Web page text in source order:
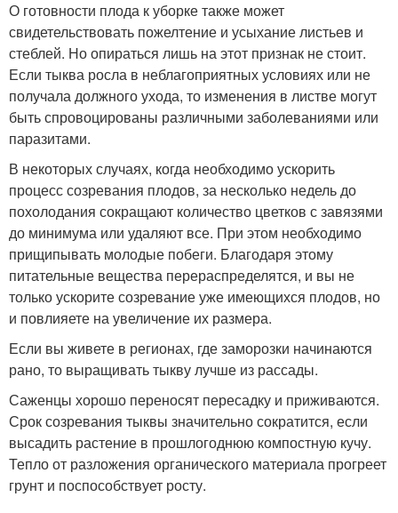
О готовности плода к уборке также может
свидетельствовать пожелтение и усыхание листьев и
стеблей. Но опираться лишь на этот признак не стоит.
Если тыква росла в неблагоприятных условиях или не
получала должного ухода, то изменения в листве могут
быть спровоцированы различными заболеваниями или
паразитами.
В некоторых случаях, когда необходимо ускорить
процесс созревания плодов, за несколько недель до
похолодания сокращают количество цветков с завязями
до минимума или удаляют все. При этом необходимо
прищипывать молодые побеги. Благодаря этому
питательные вещества перераспределятся, и вы не
только ускорите созревание уже имеющихся плодов, но
и повлияете на увеличение их размера.
Если вы живете в регионах, где заморозки начинаются
рано, то выращивать тыкву лучше из рассады.
Саженцы хорошо переносят пересадку и приживаются.
Срок созревания тыквы значительно сократится, если
высадить растение в прошлогоднюю компостную кучу.
Тепло от разложения органического материала прогреет
грунт и поспособствует росту.